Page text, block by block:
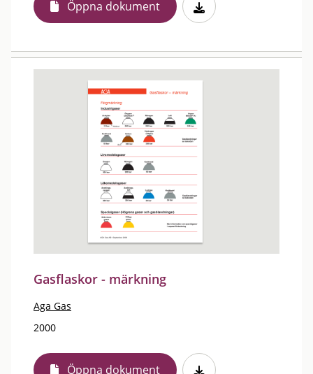
Öppna dokument
Gasflaskor - märkning
Aga Gas
2000
Öppna dokument